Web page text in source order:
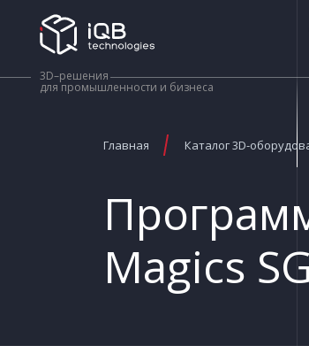
3D–решения
для промышленности и бизнеса
Главная Каталог 3D-
Magics